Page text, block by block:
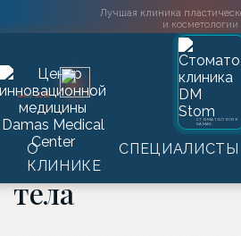
Лучшая клиника
и косметологии
SINCE2016
СТОМАТОЛОГИЯ
DAMAS
О
КЛИНИКЕ
СПЕЦИАЛИСТЫ
Главная →Услуги Аппаратная
Эндосфера / ENDOSPHERES THERAPY
для тела
Эндосфера-
тела